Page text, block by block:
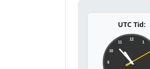
UTC Tid:
12
1
9
10
11